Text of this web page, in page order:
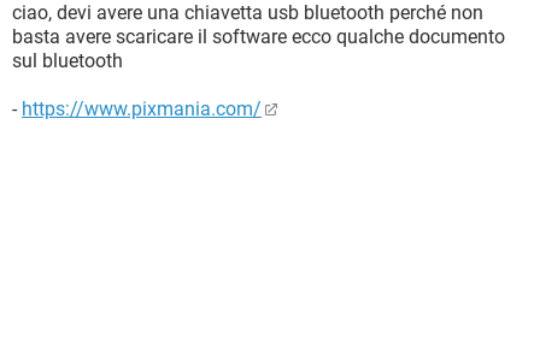
ciao, devi avere una chiavetta usb bluetooth perché non
basta avere scaricare il software ecco qualche documento
sul bluetooth
- https://www.pixmania.com/